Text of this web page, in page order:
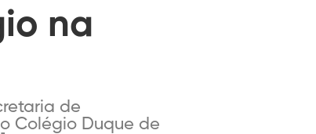
na
de
Colégio Duque de